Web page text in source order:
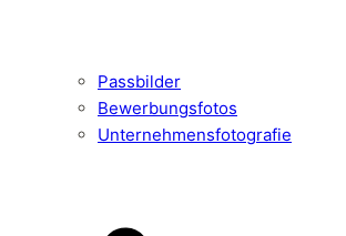
Passbilder
Bewerbungsfotos
Unternehmensfotografie